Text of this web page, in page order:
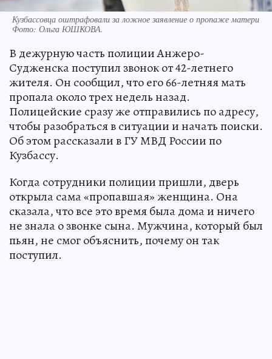
Кузбассовца оштрафовали за ложное заявление о пропаже матери
Фото: Ольга ЮШКОВА.
В дежурную часть полиции Анжеро-
Судженска поступил звонок от 42-летнего
жителя. Он сообщил, что его 66-летняя мать
пропала около трех недель назад.
Полицейские сразу же отправились по адресу,
чтобы разобраться в ситуации и начать поиски.
Об этом рассказали в ГУ МВД России по
Кузбассу.
Когда сотрудники полиции пришли, дверь
открыла сама «пропавшая» женщина. Она
сказала, что все это время была дома и ничего
не знала о звонке сына. Мужчина, который был
пьян, не смог объяснить, почему он так
поступил.